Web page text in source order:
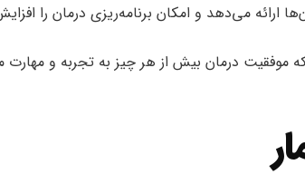
ارائه می‌دهد و امکان برنامه‌ریزی درمان را
که موفقیت درمان بیش از هر چیز به تجربه و